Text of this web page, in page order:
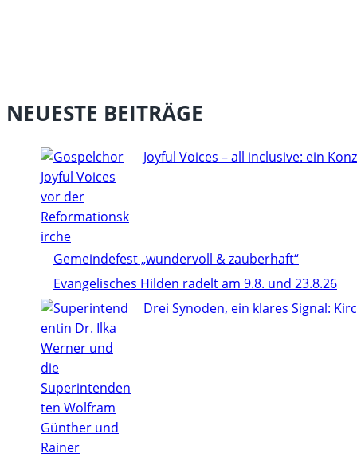
NEUESTE BEITRÄGE
Joyful Voices – all inclusive: ein
Gemeindefest „wundervoll & zauberhaft“
Evangelisches Hilden radelt am 9.8. und 23.8.26
Drei Synoden, ein klares Signal: